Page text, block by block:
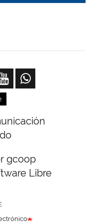
gcoop
Libre